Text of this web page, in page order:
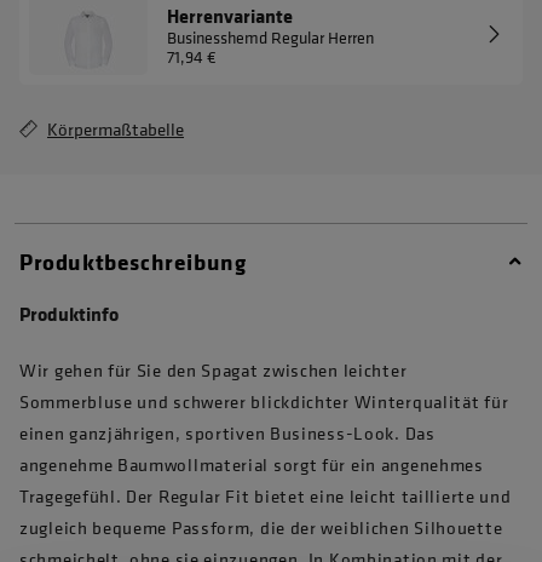
Herrenvariante
Businesshemd Regular Herren
71,94 €
Körpermaßtabelle
Produktbeschreibung
Produktinfo
Wir gehen für Sie den Spagat zwischen leichter
Sommerbluse und schwerer blickdichter Winterqualität für
einen ganzjährigen, sportiven Business-Look. Das
angenehme Baumwollmaterial sorgt für ein angenehmes
Tragegefühl. Der Regular Fit bietet eine leicht taillierte und
zugleich bequeme Passform, die der weiblichen Silhouette